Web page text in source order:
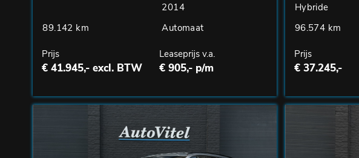
2014
89.142 km
Automaat
Prijs
€ 41.945,- excl. BTW
Leaseprijs v.a.
€ 905,- p/m
Hybride
96.574 km
Prijs
€ 37.245,-